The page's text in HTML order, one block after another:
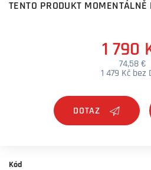
TENTO PRODUKT
1 790
74,58 €
1 479 Kč bez
DOTAZ
Kód